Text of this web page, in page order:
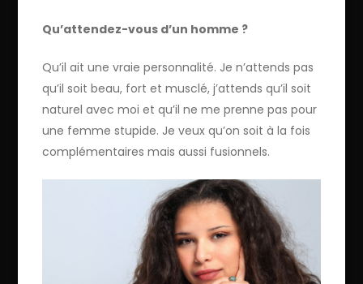
Qu’attendez-vous d’un homme ?
Qu’il ait une vraie personnalité. Je n’attends pas
qu’il soit beau, fort et musclé, j’attends qu’il soit
naturel avec moi et qu’il ne me prenne pas pour
une femme stupide. Je veux qu’on soit à la fois
complémentaires mais aussi fusionnels.